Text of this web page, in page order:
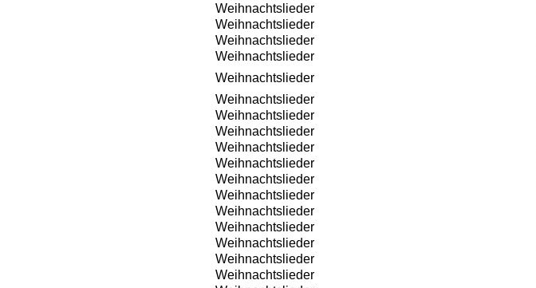
Weihnachtslieder
Weihnachtslieder
Weihnachtslieder
Weihnachtslieder
Weihnachtslieder
Weihnachtslieder
Weihnachtslieder
Weihnachtslieder
Weihnachtslieder
Weihnachtslieder
Weihnachtslieder
Weihnachtslieder
Weihnachtslieder
Weihnachtslieder
Weihnachtslieder
Weihnachtslieder
Weihnachtslieder